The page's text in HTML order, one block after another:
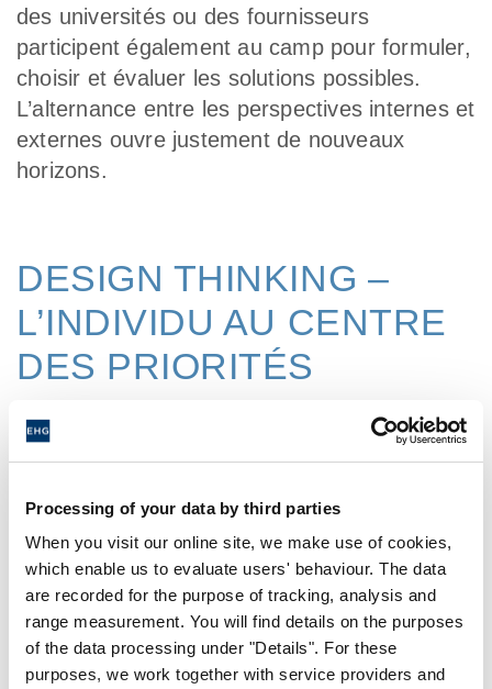
Processing of your data by third parties
When you visit our online site, we make use of cookies,
which enable us to evaluate users' behaviour. The data
are recorded for the purpose of tracking, analysis and
range measurement. You will find details on the purposes
of the data processing under "Details". For these
purposes, we work together with service providers and
des universités ou des fournisseurs
participent également au camp pour formuler,
choisir et évaluer les solutions possibles.
L’alternance entre les perspectives internes et
externes ouvre justement de nouveaux
horizons.
DESIGN THINKING –
L’INDIVIDU AU CENTRE
DES PRIORITÉS
L’une des caractéristiques essentielles des
une approche ludique, orientée vers les
utilisateurs, qui a pour objectif de faire
émerger de nouvelles solutions à des
problèmes complexes. Alors que les
membres de l'équipe se préoccupent de la
question de départ, ils développent de